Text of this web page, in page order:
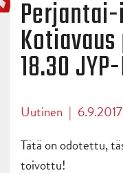
18.30
Uutinen | 6.9.2017
Tätä on odotettu,
toivottu!